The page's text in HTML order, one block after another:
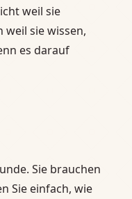
weil sie
weil sie wissen,
es darauf
Sie brauchen
Sie einfach, wie